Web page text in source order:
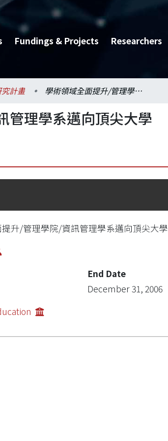
Fundings & Projects Researchers
計畫 學術領域全面提升/管理學院/資訊管理學系邁向頂尖大學
管理學系邁向頂尖大學
升/管理學院/資訊管理學系邁向頂尖大學
End Date
December 31, 2006